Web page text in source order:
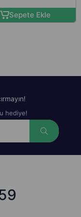
Sepete Ekle
hediye!